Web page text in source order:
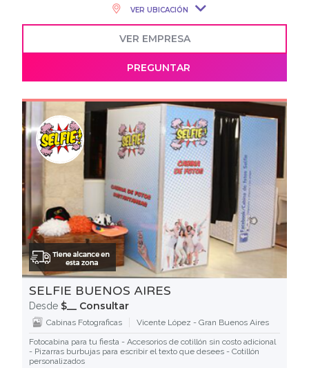
VER UBICACIÓN
VER EMPRESA
PREGUNTAR
SELFIE BUENOS AIRES
Desde $__ Consultar
Cabinas Fotograficas
Vicente López - Gran Buenos Aires
Fotocabina para tu fiesta - Accesorios de cotillón sin costo adicional
- Pizarras burbujas para escribir el texto que desees - Cotillón
personalizados